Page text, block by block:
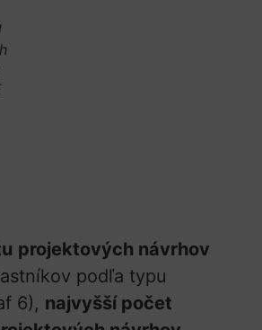
projektových návrhov
podľa typu
6), najvyšší počet